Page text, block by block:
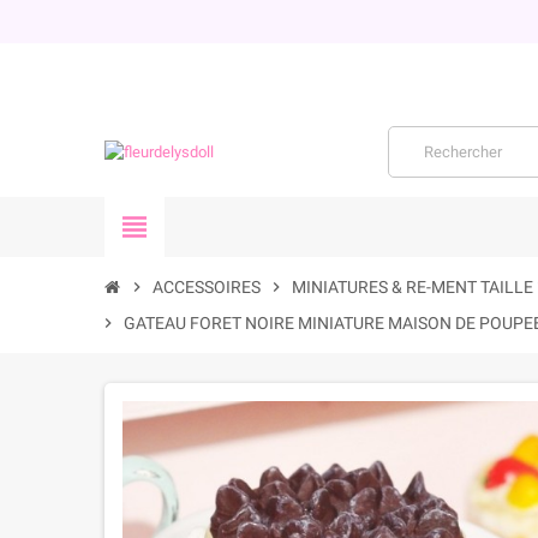
view_headline
chevron_right ACCESSOIRES chevron_right MINIATURES & RE-MENT
chevron_right
GATEAU FORET NOIRE MINIATURE MAISON DE